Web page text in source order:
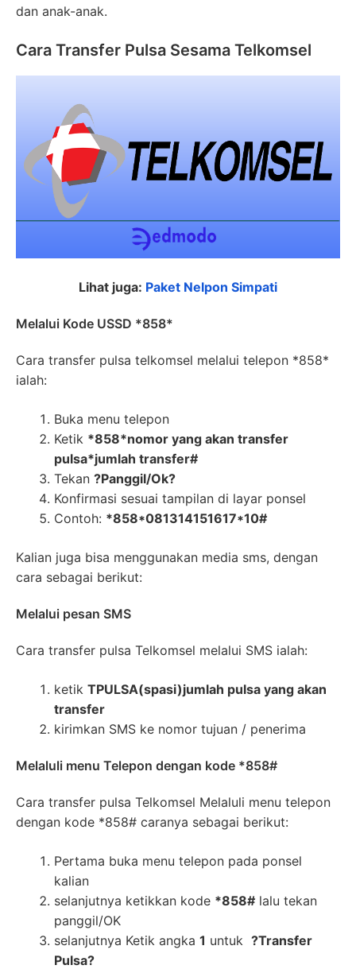
dan anak-anak.
Cara Transfer Pulsa Sesama Telkomsel
Lihat juga: Paket Nelpon Simpati
Melalui Kode USSD *858*
Cara transfer pulsa telkomsel melalui telepon *858*
ialah:
Buka menu telepon
Ketik *858*nomor yang akan transfer
pulsa*jumlah transfer#
Tekan ?Panggil/Ok?
Konfirmasi sesuai tampilan di layar ponsel
Contoh: *858*081314151617*10#
Kalian juga bisa menggunakan media sms, dengan
cara sebagai berikut:
Melalui pesan SMS
Cara transfer pulsa Telkomsel melalui SMS ialah:
ketik TPULSA(spasi)jumlah pulsa yang akan
transfer
kirimkan SMS ke nomor tujuan / penerima
Melaluli menu Telepon dengan kode *858#
Cara transfer pulsa Telkomsel Melaluli menu telepon
dengan kode *858# caranya sebagai berikut:
Pertama buka menu telepon pada ponsel
kalian
selanjutnya ketikkan kode *858# lalu tekan
panggil/OK
selanjutnya Ketik angka 1 untuk ?Transfer
Pulsa?